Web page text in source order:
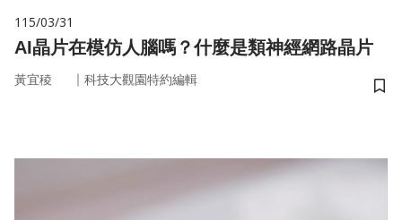
115/03/31
AI晶片在模仿人腦嗎？什麼是類神經網路晶片
黃宜稜 ｜ 科技大觀園特約編輯
儲